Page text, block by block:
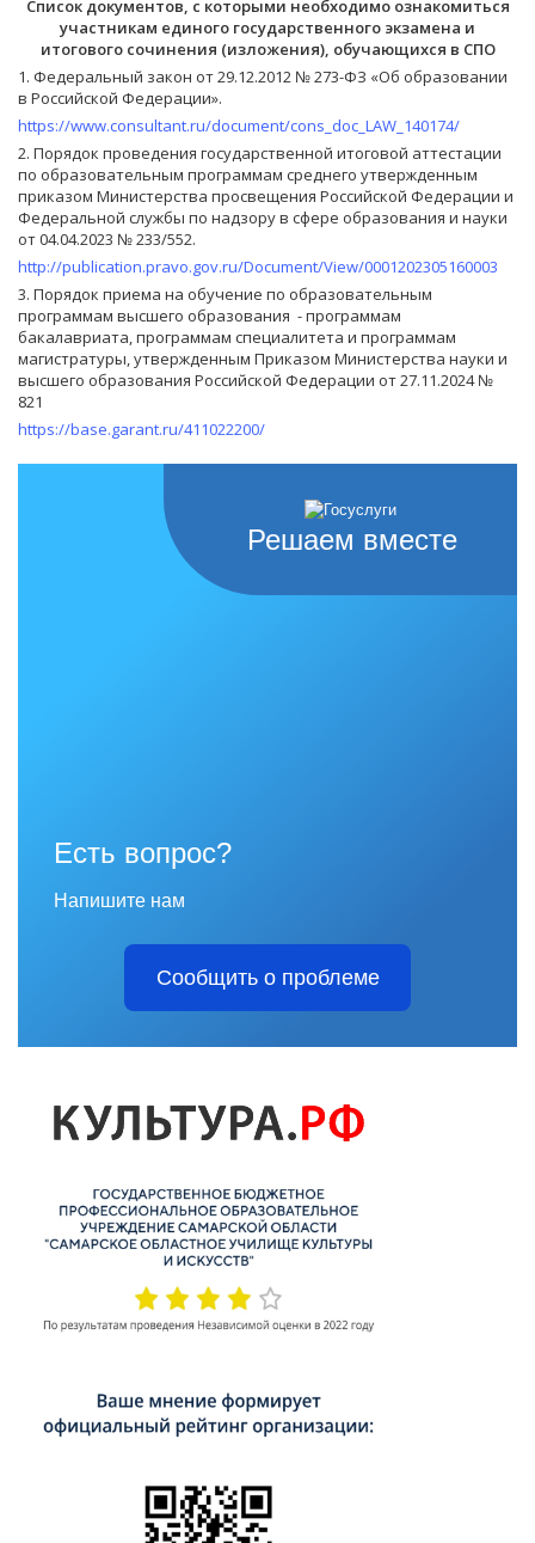
Список документов, с которыми необходимо ознакомиться
участникам единого государственного экзамена и
итогового сочинения (изложения), обучающихся в CПO
1. Федеральный закон от 29.12.2012 № 273-ФЗ «Об образовании
в Российской Федерации».
https://www.consultant.ru/document/cons_doc_LAW_140174/
2. Порядок проведения государственной итоговой аттестации
по образовательным программам среднего утвержденным
приказом Министерства просвещения Российской Федерации и
Федеральной службы по надзору в сфере образования и науки
от 04.04.2023 № 233/552.
http://publication.pravo.gov.ru/Document/View/0001202305160003
3. Порядок приема на обучение по образовательным
программам высшего образования - программам
бакалавриата, программам специалитета и программам
магистратуры, утвержденным Приказом Министерства науки и
высшего образования Российской Федерации от 27.11.2024 №
821
https://base.garant.ru/411022200/
Решаем вместе
Есть вопрос?
Напишите нам
Сообщить о проблеме